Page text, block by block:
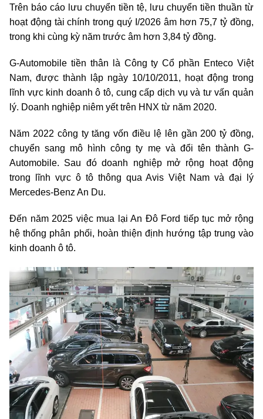
Trên báo cáo lưu chuyển tiền tệ, lưu chuyển tiền thuần từ
hoạt động tài chính trong quý I/2026 âm hơn 75,7 tỷ đồng,
trong khi cùng kỳ năm trước âm hơn 3,84 tỷ đồng.
G-Automobile tiền thân là Công ty Cổ phần Enteco Việt
Nam, được thành lập ngày 10/10/2011, hoạt động trong
lĩnh vực kinh doanh ô tô, cung cấp dịch vụ và tư vấn quản
lý. Doanh nghiệp niêm yết trên HNX từ năm 2020.
Năm 2022 công ty tăng vốn điều lệ lên gần 200 tỷ đồng,
chuyển sang mô hình công ty mẹ và đổi tên thành G-
Automobile. Sau đó doanh nghiệp mở rộng hoạt động
trong lĩnh vực ô tô thông qua Avis Việt Nam và đại lý
Mercedes-Benz An Du.
Đến năm 2025 việc mua lại An Đô Ford tiếp tục mở rộng
hệ thống phân phối, hoàn thiện định hướng tập trung vào
kinh doanh ô tô.